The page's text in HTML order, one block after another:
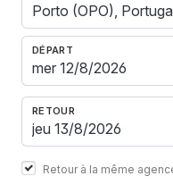
DÉPART
RETOUR
Retour à la même